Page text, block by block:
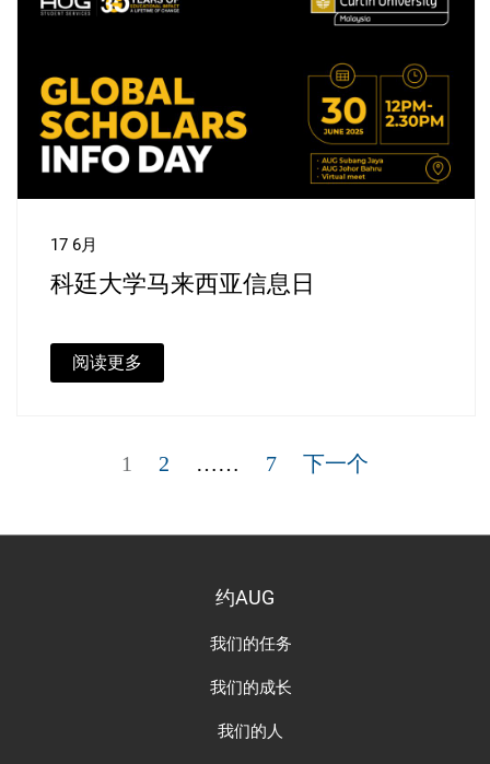
17 6月
科廷大学马来西亚信息日
阅读更多
页
1 页
2 …… 页
7 下一个
约AUG
我们的任务
我们的成长
我们的人